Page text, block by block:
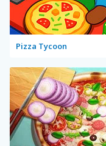
Pizza Tycoon